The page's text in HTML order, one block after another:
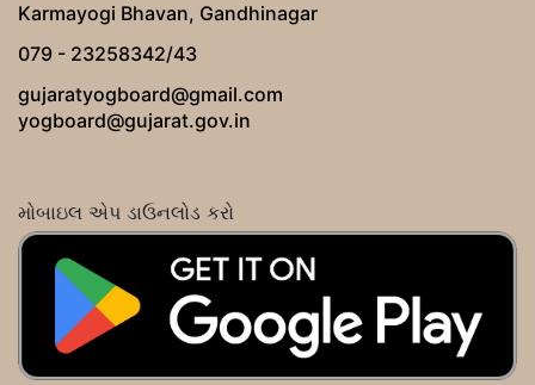
Karmayogi Bhavan, Gandhinagar
079 - 23258342/43
gujaratyogboard@gmail.com
yogboard@gujarat.gov.in
મોબાઇલ એપ ડાઉનલોડ કરો